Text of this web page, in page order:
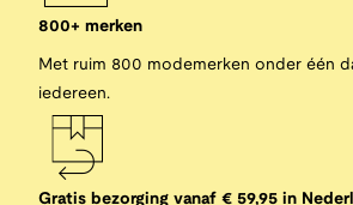
800+ merken
Met ruim 800 modemerken onder één
iedereen.
Gratis bezorging vanaf € 59,95 in